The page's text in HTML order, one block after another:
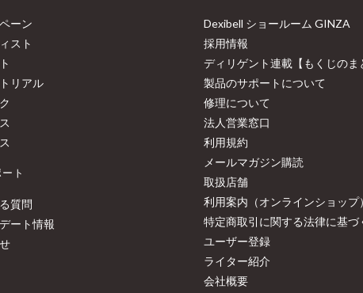
ーン
スト
リアル
ト
質問
ート情報
Dexibell ショールーム GINZA
採用情報
ディリゲント連載【もくじのま
製品のサポートについて
修理について
法人営業窓口
利用規約
メールマガジン購読
取扱店舗
利用案内（オンラインショップ）
特定商取引に関する法律に基づ
ユーザー登録
ライター紹介
会社概要